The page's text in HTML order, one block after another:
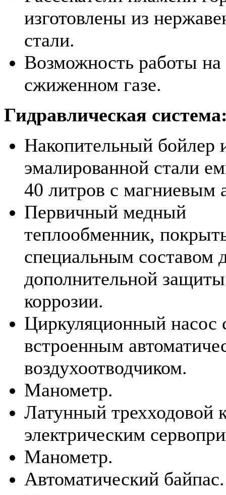
изготовлены из
стали.
Возможность работы на
сжиженном газе.
Гидравлическая
Накопительный бойлер
эмалированной стали
40 литров с магниевым
Первичный медный
теплообменник,
специальным составом
дополнительной
коррозии.
Циркуляционный насос
встроенным
воздухоотводчиком.
Манометр.
Латунный трехходовой
электрическим
Манометр.
Автоматический байпас.